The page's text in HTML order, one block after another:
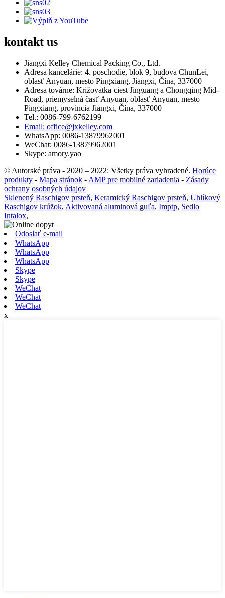
kontakt us
Jiangxi Kelley Chemical Packing Co., Ltd.
Adresa kancelárie: 4. poschodie, blok 9, budova ChunLei,
oblasť Anyuan, mesto Pingxiang, Jiangxi, Čína, 337000
Adresa továrne: Križovatka ciest Jinguang a Chongqing Mid-
Road, priemyselná časť Anyuan, oblasť Anyuan, mesto
Pingxiang, provincia Jiangxi, Čína, 337000
Tel.: 0086-799-6762199
Email: office@jxkelley.com
WhatsApp: 0086-13879962001
WeChat: 0086-13879962001
Skype: amory.yao
© Autorské práva - 2020 – 2022: Všetky práva vyhradené. Horúce
produkty - Mapa stránok - AMP pre mobilné zariadenia - Zásady
ochrany osobných údajov
Sklenený Raschigov prsteň, Keramický Raschigov prsteň, Uhlíkový
Raschigov krúžok, Aktivovaná aluminová guľa, Imptp, Sedlo
Intalox,
Odoslať e-mail
WhatsApp
WhatsApp
WhatsApp
Skype
Skype
WeChat
WeChat
WeChat
x